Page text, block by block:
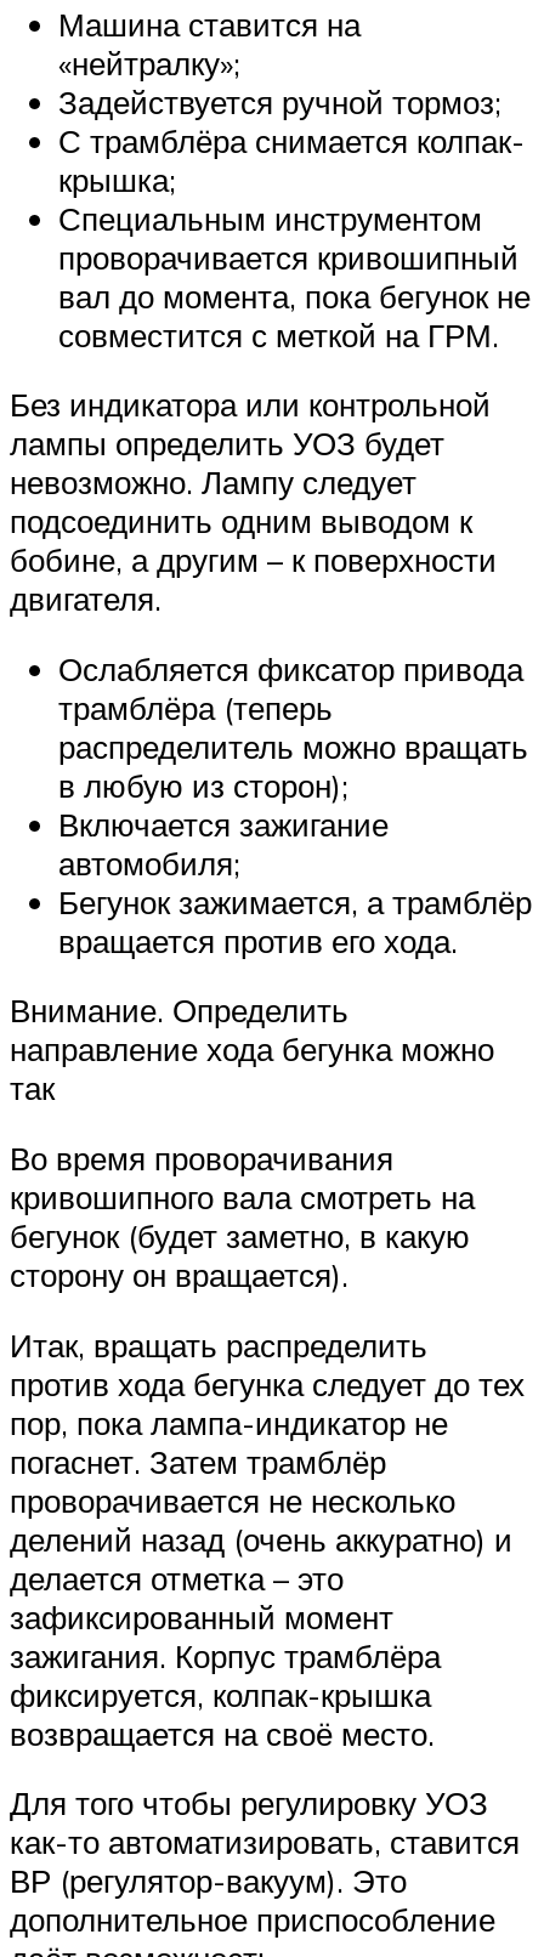
Машина ставится на
«нейтралку»;
Задействуется ручной тормоз;
С трамблёра снимается колпак-
крышка;
Специальным инструментом
проворачивается кривошипный
вал до момента, пока бегунок не
совместится с меткой на ГРМ.
Без индикатора или контрольной
лампы определить УОЗ будет
невозможно. Лампу следует
подсоединить одним выводом к
бобине, а другим – к поверхности
двигателя.
Ослабляется фиксатор привода
трамблёра (теперь
распределитель можно вращать
в любую из сторон);
Включается зажигание
автомобиля;
Бегунок зажимается, а трамблёр
вращается против его хода.
Внимание. Определить
направление хода бегунка можно
так
Во время проворачивания
кривошипного вала смотреть на
бегунок (будет заметно, в какую
сторону он вращается).
Итак, вращать распределить
против хода бегунка следует до тех
пор, пока лампа-индикатор не
погаснет. Затем трамблёр
проворачивается не несколько
делений назад (очень аккуратно) и
делается отметка – это
зафиксированный момент
зажигания. Корпус трамблёра
фиксируется, колпак-крышка
возвращается на своё место.
Для того чтобы регулировку УОЗ
как-то автоматизировать, ставится
ВР (регулятор-вакуум). Это
дополнительное приспособление